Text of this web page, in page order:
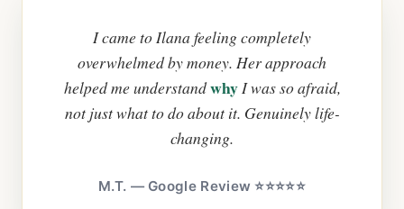
I came to Ilana feeling completely
overwhelmed by money. Her approach
helped me understandwhyI was so afraid,
not just what to do about it. Genuinely life-
changing.
M.T. — Google Review ⭐⭐⭐⭐⭐